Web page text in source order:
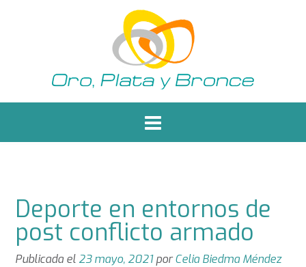
Deporte en entornos de
post conflicto armado
Publicada el 23 mayo, 2021porCelia Biedma Méndez